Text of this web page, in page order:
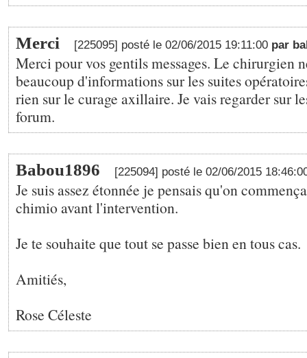
Merci [225095] posté le 02/06/2015 19:11:00 par
Merci pour vos gentils messages. Le chirurgien
beaucoup d'informations sur les suites
rien sur le curage axillaire. Je vais regarder sur
forum.
Babou1896 [225094] posté le 02/06/2015
Je suis assez étonnée je pensais qu'on
chimio avant l'intervention.
Je te souhaite que tout se passe bien en tous cas.
Amitiés,
Rose Céleste